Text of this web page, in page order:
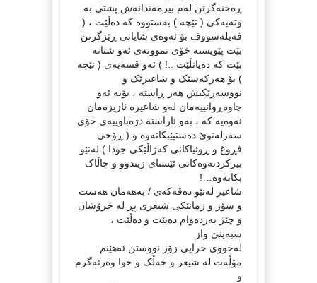
ڕەخنەگرتن لەم بیرمەندانەش پشتی بە
وتەیەکی ( نێچە ) بەستووە کە دەڵێت ، (
فەیلەسووف بۆ ئەوەی شایانی ڕێزگرتن
بێت پێویستە خۆی نموونەی ئەو شتانە
بێت کە دەیانڵێت ..! ) ئەو قسەیەی ( نێچە
) بۆ هەرکەسێک و شاعیرێک و
نووسەرێکیش هەر ڕاستە ، بۆیە ئەو
چاوەڕوانییەمان لەو شاعیرە ئازیزەمان
ئەوەیە کە ، بەو ئاراستە دژەباوییەی خۆی
سەرلەنوێ دەستپێبکاتەوە و ( ڕۆحی
فڕوغ و ڕوئیاکانی کەژاڵێکی جودا ) لەنێو
بیرکردنەوەکانی ئێستای زیندوو و چاڵاک
بکاتەوە…!
شاعیر لەنێو دەقەکەی / بەهەمان هەست
و سۆز و زمانێکی شیعری پڕ لە خرۆشان
و چێژ بەردەوام دەبێت و دەڵێت ،
سبه‌ینێ واز
له‌خووى خراپى زۆر نووستن ئه‌هێنم
مۆڵه‌ت له‌ شیعر و خه‌ڵک و خوا وه‌رئه‌گرم
و